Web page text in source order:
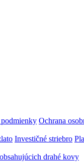
Ochrana
Investičné striebro
drahé kovy